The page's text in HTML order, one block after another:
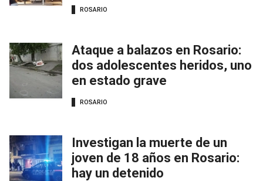
ROSARIO
Ataque a balazos en Rosario:
dos adolescentes heridos, uno
en estado grave
ROSARIO
Investigan la muerte de un
joven de 18 años en Rosario:
hay un detenido